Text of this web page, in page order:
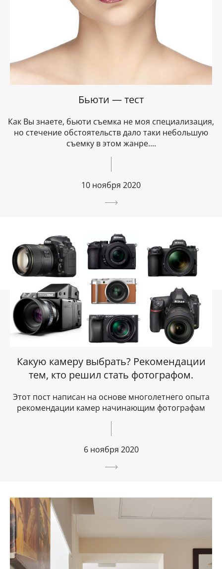
Бьюти — тест
Как Вы знаете, бьюти съемка не моя специализация,
но стечение обстоятельств дало таки небольшую
съемку в этом жанре....
10 ноября 2020
Какую камеру выбрать? Рекомендации
тем, кто решил стать фотографом.
Этот пост написан на основе многолетнего опыта
рекомендации камер начинающим фотографам
6 ноября 2020